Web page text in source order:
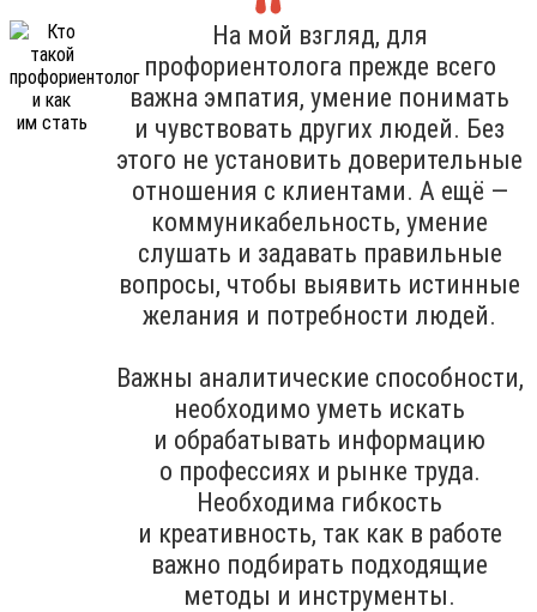
На мой взгляд, для
профориентолога прежде всего
важна эмпатия, умение понимать
и чувствовать других людей. Без
этого не установить доверительные
отношения с клиентами. А ещё —
коммуникабельность, умение
слушать и задавать правильные
вопросы, чтобы выявить истинные
желания и потребности людей.
Важны аналитические способности,
необходимо уметь искать
и обрабатывать информацию
о профессиях и рынке труда.
Необходима гибкость
и креативность, так как в работе
важно подбирать подходящие
методы и инструменты.